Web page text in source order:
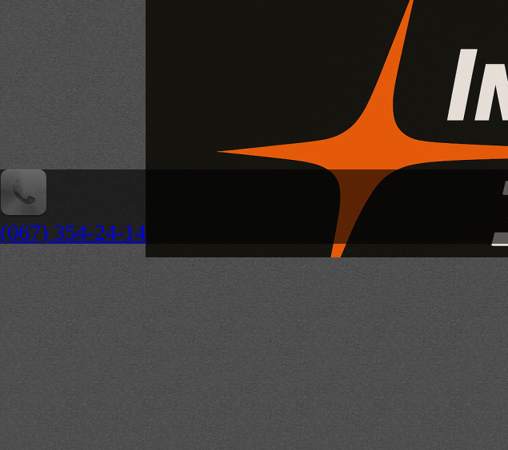
(067) 354-24-14